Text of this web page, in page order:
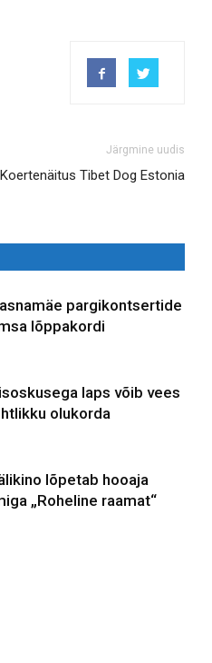
Järgmine uudis
Koertenäitus Tibet Dog Estonia
pargikontsertide
lõppakordi
laps võib vees
olukorda
lõpetab hooaja
„Roheline raamat“